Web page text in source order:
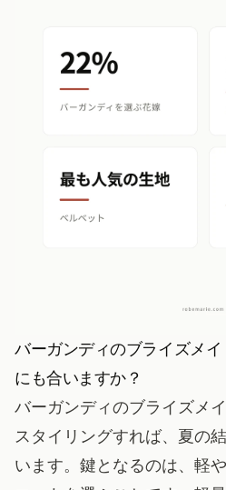
バーガンディのブライズメ
にも合いますか？
バーガンディのブライズメ
スタイリングすれば、夏の
います。鍵となるのは、軽